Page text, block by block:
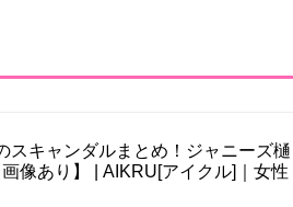
スキャンダルまとめ！ジャニーズ樋
像あり】 | AIKRU[アイクル]｜女性